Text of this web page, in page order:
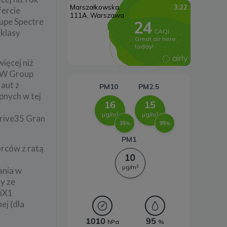
Spectre
niż
Group
z
w tej
Gran
z ratą
w
ze
(dla
wiatrowa
Systemy magazynowania